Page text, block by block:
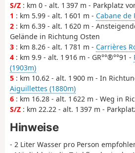
S/Z : km 0 - alt. 1 397 m - Parkplatz
1 : km 5.99 - alt. 1 601 m - Cabane de
2 : km 6.39 - alt. 1 620 m -
Gelände in Richtung Osten
3 : km 8.26 - alt. 1 781 m - Carrières
4 : km 9.9 - alt. 1 916 m - GR°°®°°91 -
(1903m)
5 : km 10.62 - alt. 1 900 m - In
Aiguillettes (1880m)
6 : km 16.28 - alt. 1 622 m - Weg in
S/Z : km 22.22 - alt. 1 397 m -
Hinweise
- 2 Liter Wasser pro Person